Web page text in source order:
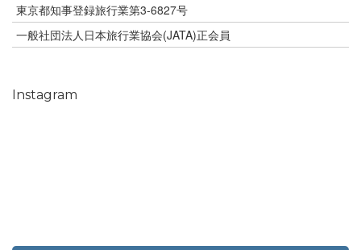
東京都知事登録旅行業第3-6827号
一般社団法人日本旅行業協会(JATA)正会員
Instagram